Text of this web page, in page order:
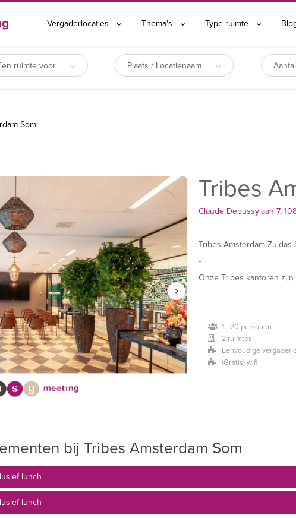
Vergaderlocaties Thema's Type ruimte
ruimte voor Plaats / Locatienaam
Som
Tribes
Claude Debussylaan 7,
Tribes Amsterdam
-
Onze Tribes kantoren
werkplekken zijn
artefacten zorgen voor
1 - 20 personen
2 ruimtes
Eenvoudige
(Gratis) wifi
bij Tribes Amsterdam Som
lunch
lunch